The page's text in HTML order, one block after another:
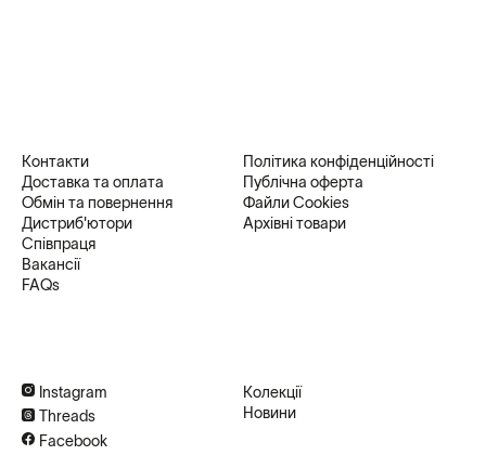
Instagram
Threads
Facebook
Контакти
Доставка та оплата
Обмін та повернення
Дистриб'ютори
Співпраця
Вакансії
FAQs
Політика конфіденційності
Публічна оферта
Файли Cookies
Архівні товари
Колекції
Новини